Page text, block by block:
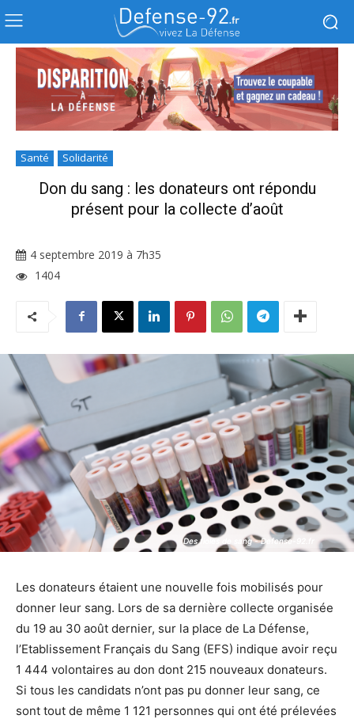
Santé Solidarité
Don du sang : les donateurs ont répondu
présent pour la collecte d’août
4 septembre 2019 à 7h35
1404
Des fioles de sang - Defense-92.fr
Des fioles de sang - Defense-92.fr
Les donateurs étaient une nouvelle fois mobilisés pour
donner leur sang. Lors de sa dernière collecte organisée
du 19 au 30 août dernier, sur la place de La Défense,
l’Etablissement Français du Sang (EFS) indique avoir reçu
1 444 volontaires au don dont 215 nouveaux donateurs.
Si tous les candidats n’ont pas pu donner leur sang, ce
sont tout de même 1 121 personnes qui ont été prélevées